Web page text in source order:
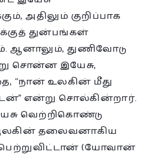
அதிலும் குறிப்பாக
துன்பங்கள்
ஆனாலும், துணிவோடு
சொன்ன இயேசு,
“நான் உலகின் மீது
என்று சொல்கின்றார்.
வெற்றிகொண்டு
தலைவனாகிய
(யோவான்